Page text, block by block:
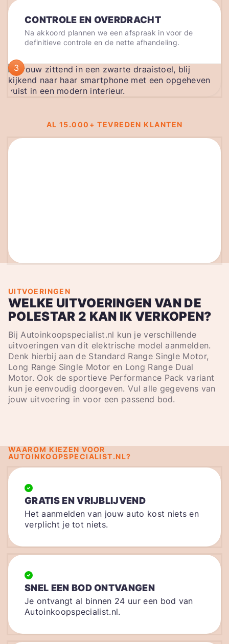
CONTROLE EN OVERDRACHT
Na akkoord plannen we een afspraak in voor de
definitieve controle en de nette afhandeling.
3
AL 15.000+ TEVREDEN KLANTEN
UITVOERINGEN
WELKE UITVOERINGEN VAN DE
POLESTAR 2 KAN IK VERKOPEN?
Bij Autoinkoopspecialist.nl kun je verschillende
uitvoeringen van dit elektrische model aanmelden.
Denk hierbij aan de Standard Range Single Motor,
Long Range Single Motor en Long Range Dual
Motor. Ook de sportieve Performance Pack variant
kun je eenvoudig doorgeven. Vul alle gegevens van
jouw uitvoering in voor een passend bod.
WAAROM KIEZEN VOOR
AUTOINKOOPSPECIALIST.NL?
GRATIS EN VRIJBLIJVEND
Het aanmelden van jouw auto kost niets en
verplicht je tot niets.
SNEL EEN BOD ONTVANGEN
Je ontvangt al binnen 24 uur een bod van
Autoinkoopspecialist.nl.